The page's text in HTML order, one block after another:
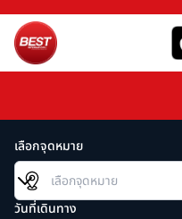
เลือกจุดหมาย
วันที่เดินทาง